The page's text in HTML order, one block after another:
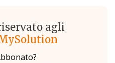
agli